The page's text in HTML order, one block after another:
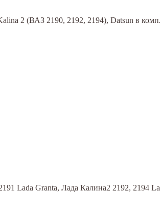
2 (ВАЗ 2190, 2192, 2194), Datsun в
Lada Granta, Лада Калина2 2192, 2194